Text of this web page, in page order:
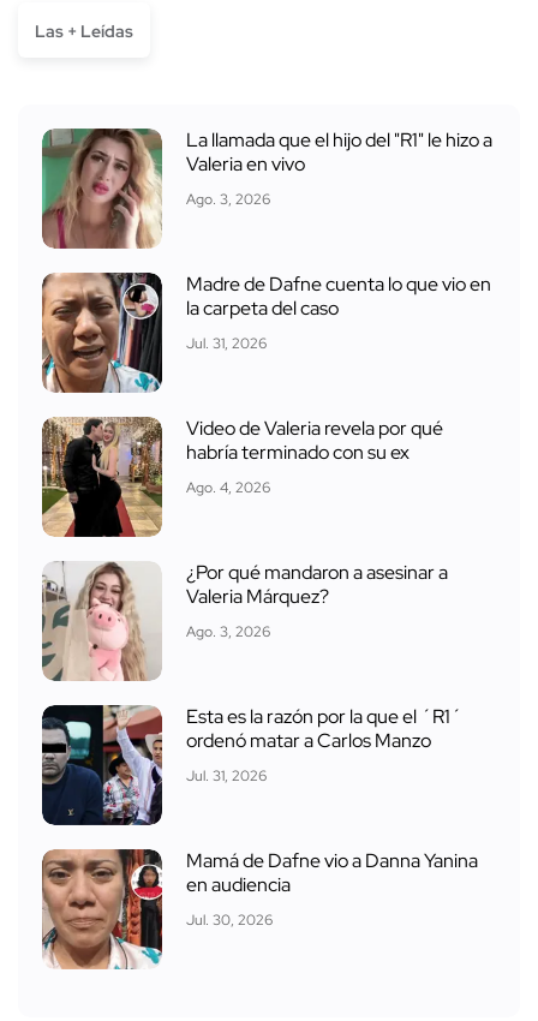
Las + Leídas
La llamada que el hijo del "R1" le hizo a
Valeria en vivo
Ago. 3, 2026
Madre de Dafne cuenta lo que vio en
la carpeta del caso
Jul. 31, 2026
Video de Valeria revela por qué
habría terminado con su ex
Ago. 4, 2026
¿Por qué mandaron a asesinar a
Valeria Márquez?
Ago. 3, 2026
Esta es la razón por la que el ´R1´
ordenó matar a Carlos Manzo
Jul. 31, 2026
Mamá de Dafne vio a Danna Yanina
en audiencia
Jul. 30, 2026